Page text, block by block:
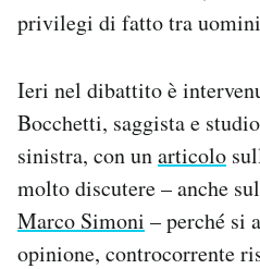
privilegi di fatto tra uomini
Ieri nel dibattito è
Bocchetti, saggista e
sinistra, con unarticolo
molto discutere – anche
Marco Simoni – perché si
opinione, controcorrente